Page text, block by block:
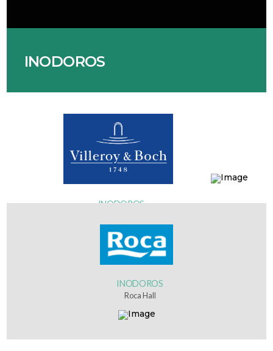
INODOROS
INODOROS
INODOROS
Roca Hall